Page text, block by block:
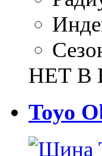
НЕТ В
Toyo